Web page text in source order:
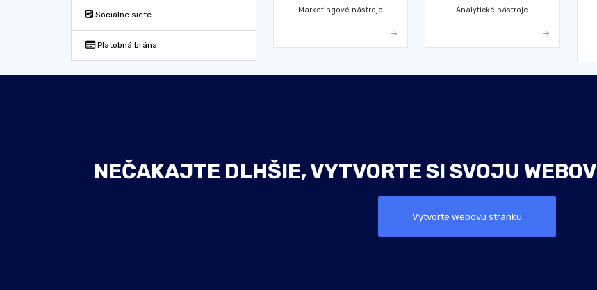
Sociálne siete
Platobná brána
Marketingové nástroje Analytické nástroje
NEČAKAJTE DLHŠIE, VYTVORTE SI SVOJU
Vytvorte webovú stránku